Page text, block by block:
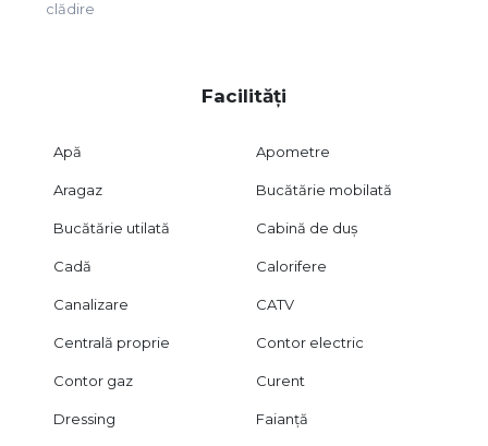
clădire
Facilități
Apă Apometre
Aragaz Bucătărie mobilată
Bucătărie utilată Cabină de duș
Cadă Calorifere
Canalizare CATV
Centrală proprie Contor electric
Contor gaz Curent
Dressing Faianță